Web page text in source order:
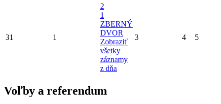
31 1
2
1
ZBERNÝ
DVOR
Zobraziť
všetky
záznamy
z dňa
3 4 5
Voľby a referendum